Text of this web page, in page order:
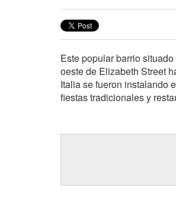
Este popular barrio
oeste de Elizabeth Street
Italia se fueron instalando
fiestas tradicionales y